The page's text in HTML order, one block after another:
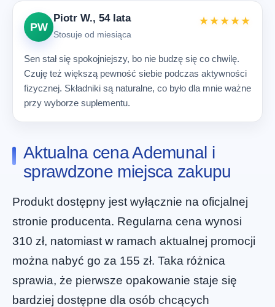
PW
Piotr W., 54 lata
Stosuje od miesiąca
★★★★★
Sen stał się spokojniejszy, bo nie budzę się co chwilę.
Czuję też większą pewność siebie podczas aktywności
fizycznej. Składniki są naturalne, co było dla mnie ważne
przy wyborze suplementu.
Aktualna cena Ademunal i
sprawdzone miejsca zakupu
Produkt dostępny jest wyłącznie na oficjalnej
stronie producenta. Regularna cena wynosi
310 zł, natomiast w ramach aktualnej promocji
można nabyć go za 155 zł. Taka różnica
sprawia, że pierwsze opakowanie staje się
bardziej dostępne dla osób chcących